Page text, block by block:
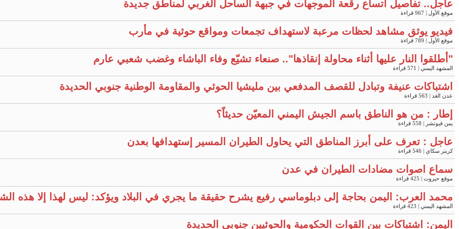
عاجل.. تفاصيل اتساع رقعة الموجهات في جبهة الساحل الغربي لمناطق جديدة
موقع الأول | 967 قراءة
فيديو يوثق مشاهد لحظات مرعبة لاستهداف تجمعات ومواقع حوثية في مأرب
موقع الأول | 789 قراءة
"أطلقوا النار عليها أثناء محاولة إنقاذها".. صنعاء تشيّع وفاء الباشاء وغضب شعبي عارم
المشهد اليمني | 571 قراءة
اشتباكات عنيفة وتبادل للقصف المدفعي بين مليشيا الحوثي والمقاومة الوطنية جنوبي الحديدة
عدن الغد | 563 قراءة
إطار : من هو الناطق باسم الجيش اليمني المعيّن حديثاً؟
يمن فيوتشر | 558 قراءة
عاجل : تعرف على أبرز المناطق التي يحاول الطيران المسير إستهدافها بعدن
كريتر سكاي | 546 قراءة
سماع اصوات مضادات الطيران في عدن
موقع حيروت | 425 قراءة
محمد العرب: اليمن بحاجة إلى دبلوماسي رفيع يشرح حقيقة ما يجري في البلاد ويؤكد: ليس لهذا إلا هذه
المشهد اليمني | 423 قراءة
اليمن: اشتباكات بين القوات الحكومية والحوثيين جنوبي الحديدة